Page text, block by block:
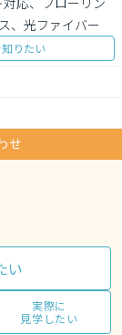
、光ファイバー
りたい
せ
い
実際に
見学したい